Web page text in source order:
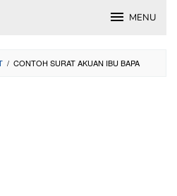
MENU
/ CONTOH SURAT AKUAN IBU BAPA